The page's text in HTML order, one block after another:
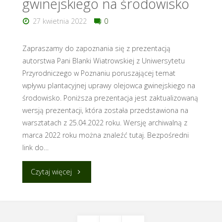
krajach
globalnego
południa"
gwinejskiego na środowisko
27 kwietnia 2022 0
Zapraszamy do zapoznania się z prezentacją
autorstwa Pani Blanki Wiatrowskiej z Uniwersytetu
Przyrodniczego w Poznaniu poruszającej temat
wpływu plantacyjnej uprawy olejowca gwinejskiego na
środowisko. Poniższa prezentacja jest zaktualizowaną
wersją prezentacji, która została przedstawiona na
warsztatach z 25.04.2022 roku. Wersję archiwalną z
marca 2022 roku można znaleźć tutaj. Bezpośredni
link do…
Czytaj więcej